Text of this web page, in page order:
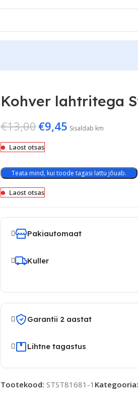
Kohver lahtritega
€13,00€9,45 Sisaldab km
Laost otsas
Teata mind, kui toode tagasi lattu jõuab.
Laost otsas
Pakiautomaat
Kuller
Garantii 2 aastat
Lihtne tagastus
Tootekood: STST81681-1 Kategooria: